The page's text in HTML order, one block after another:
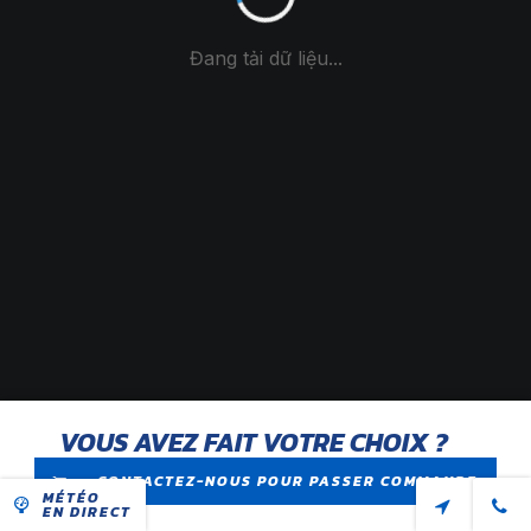
VOUS AVEZ FAIT VOTRE CHOIX ?
CONTACTEZ-NOUS POUR PASSER COMMANDE
MÉTÉO
EN DIRECT